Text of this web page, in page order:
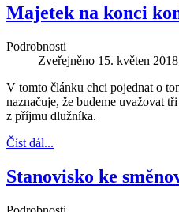
Majetek na konci
Podrobnosti
Zveřejněno 15. květen 2018
V tomto článku chci pojednat o
naznačuje, že budeme uvažovat
z příjmu dlužníka.
Číst dál...
Stanovisko ke